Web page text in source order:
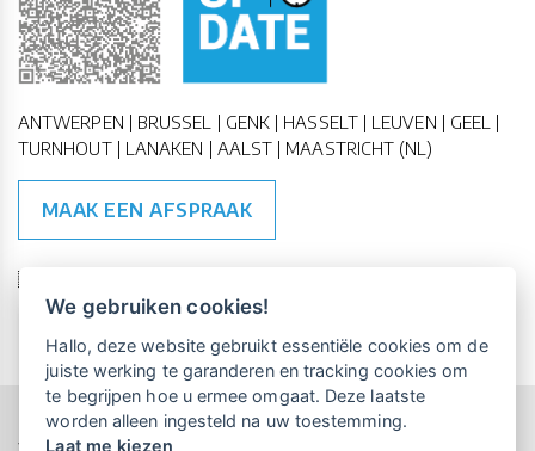
ANTWERPEN | BRUSSEL | GENK | HASSELT | LEUVEN | GEEL |
TURNHOUT | LANAKEN | AALST | MAASTRICHT (NL)
MAAK EEN AFSPRAAK
🇪🇺 🇧🇪
Copyright All Rights Reserved © 2015-2026 UP-TO-DATE
We gebruiken cookies!
Hallo, deze website gebruikt essentiële cookies om de
juiste werking te garanderen en tracking cookies om
te begrijpen hoe u ermee omgaat. Deze laatste
worden alleen ingesteld na uw toestemming.
Laat me kiezen
Vrijblijvende kennismaking?Boek
een persoonlijke demo.